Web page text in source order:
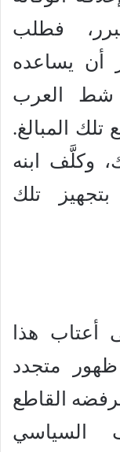
فطلب
أن يساعده
شط العرب
تلك المبالغ.
وكلَّف ابنه
تلك
أعتاب هذا
متجدد
برفضه القاطع
السياسي